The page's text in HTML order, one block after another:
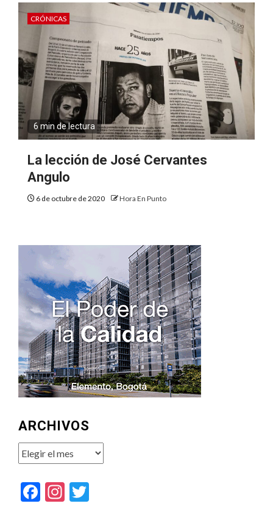
CRÓNICAS
6 min de lectura
La lección de José Cervantes
Angulo
6 de octubre de 2020 Hora En Punto
ARCHIVOS
Archivos
Facebook
Instagram